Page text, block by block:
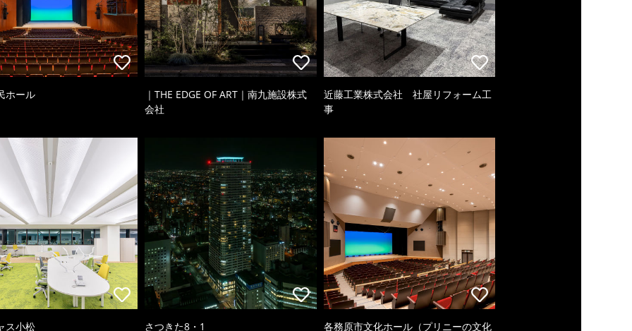
ホール
｜THE EDGE OF ART｜南九施設株式
会社
近藤工業株式会社 社屋リフォーム工
事
ス小松 さつきた8・1
各務原市文化ホール（プリニーの文化